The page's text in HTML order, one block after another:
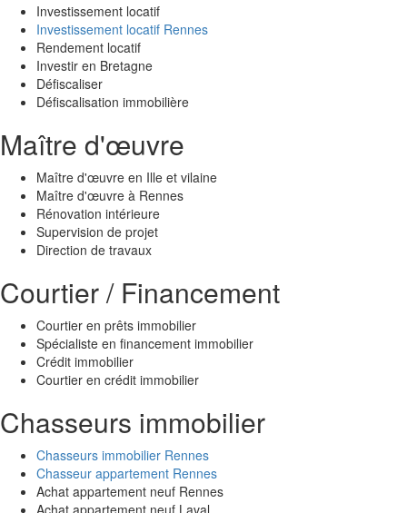
Investissement locatif
Investissement locatif Rennes
Rendement locatif
Investir en Bretagne
Défiscaliser
Défiscalisation immobilière
Maître d'œuvre
Maître d'œuvre en Ille et vilaine
Maître d'œuvre à Rennes
Rénovation intérieure
Supervision de projet
Direction de travaux
Courtier / Financement
Courtier en prêts immobilier
Spécialiste en financement immobilier
Crédit immobilier
Courtier en crédit immobilier
Chasseurs immobilier
Chasseurs immobilier Rennes
Chasseur appartement Rennes
Achat appartement neuf Rennes
Achat appartement neuf Laval